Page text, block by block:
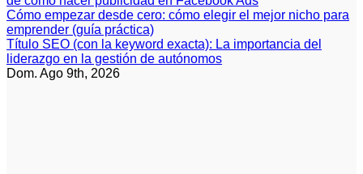
Cómo empezar desde cero: cómo elegir el mejor nicho para
emprender (guía práctica)
Título SEO (con la keyword exacta): La importancia del
liderazgo en la gestión de autónomos
Dom. Ago 9th, 2026